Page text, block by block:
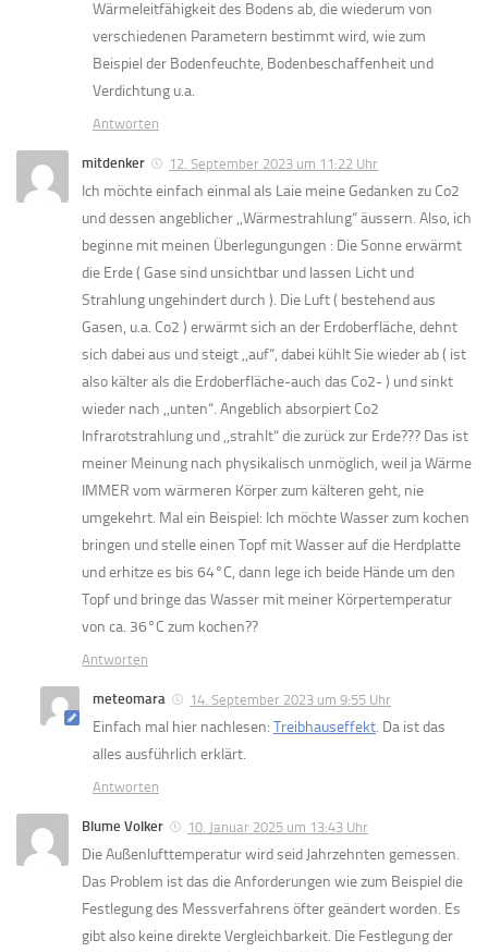
Wärmeleitfähigkeit des Bodens ab, die wiederum von
verschiedenen Parametern bestimmt wird, wie zum
Beispiel der Bodenfeuchte, Bodenbeschaffenheit und
Verdichtung u.a.
Antworten
mitdenker 12. September 2023 um 11:22 Uhr
Ich möchte einfach einmal als Laie meine Gedanken zu Co2
und dessen angeblicher ,,Wärmestrahlung“ äussern. Also, ich
beginne mit meinen Überlegungungen : Die Sonne erwärmt
die Erde ( Gase sind unsichtbar und lassen Licht und
Strahlung ungehindert durch ). Die Luft ( bestehend aus
Gasen, u.a. Co2 ) erwärmt sich an der Erdoberfläche, dehnt
sich dabei aus und steigt ,,auf“, dabei kühlt Sie wieder ab ( ist
also kälter als die Erdoberfläche-auch das Co2- ) und sinkt
wieder nach ,,unten“. Angeblich absorpiert Co2
Infrarotstrahlung und ,,strahlt“ die zurück zur Erde??? Das ist
meiner Meinung nach physikalisch unmöglich, weil ja Wärme
IMMER vom wärmeren Körper zum kälteren geht, nie
umgekehrt. Mal ein Beispiel: Ich möchte Wasser zum kochen
bringen und stelle einen Topf mit Wasser auf die Herdplatte
und erhitze es bis 64°C, dann lege ich beide Hände um den
Topf und bringe das Wasser mit meiner Körpertemperatur
von ca. 36°C zum kochen??
Antworten
meteomara 14. September 2023 um 9:55 Uhr
Einfach mal hier nachlesen: Treibhauseffekt. Da ist das
alles ausführlich erklärt.
Antworten
Blume Volker 10. Januar 2025 um 13:43 Uhr
Die Außenlufttemperatur wird seid Jahrzehnten gemessen.
Das Problem ist das die Anforderungen wie zum Beispiel die
Festlegung des Messverfahrens öfter geändert worden. Es
gibt also keine direkte Vergleichbarkeit. Die Festlegung der